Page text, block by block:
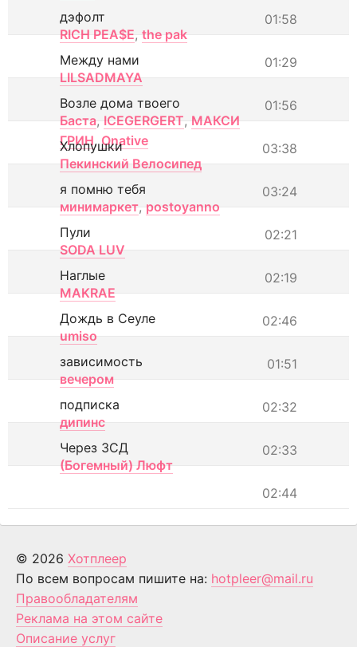
01:58
дэфолт
RICH PEA$E, the pak
01:29
Между нами
LILSADMAYA
01:56
Возле дома твоего
Баста, ICEGERGERT, МАКСИ
ГРИН, Onative 03:38
Хлопушки
Пекинский Велосипед
03:24
я помню тебя
минимаркет, postoyanno
02:21
Пули
SODA LUV
02:19
Наглые
MAKRAE
02:46
Дождь в Сеуле
umiso
01:51
зависимость
вечером
02:32
подписка
дипинс
02:33
Через ЗСД
(Богемный) Люфт
02:44
© 2026 Хотплеер
По всем вопросам пишите на: hotpleer@mail.ru
Правообладателям
Реклама на этом сайте
Описание услуг